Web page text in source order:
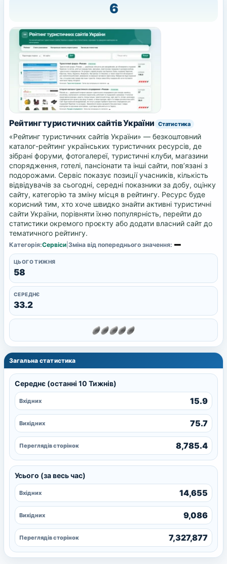
6
Рейтинг туристичних сайтів України Статистика
«Рейтинг туристичних сайтів України» — безкоштовний
каталог-рейтинг українських туристичних ресурсів, де
зібрані форуми, фотогалереї, туристичні клуби, магазини
спорядження, готелі, пансіонати та інші сайти, пов’язані з
подорожами. Сервіс показує позиції учасників, кількість
відвідувачів за сьогодні, середні показники за добу, оцінку
сайту, категорію та зміну місця в рейтингу. Ресурс буде
корисний тим, хто хоче швидко знайти активні туристичні
сайти України, порівняти їхню популярність, перейти до
статистики окремого проєкту або додати власний сайт до
тематичного рейтингу.
Категорія:Сервіси Зміна від попереднього значення:
ЦЬОГО ТИЖНЯ
58
СЕРЕДНЄ
33.2
Загальна статистика
Середнє (останні 10 Тижнів)
Вхідних 15.9
Вихідних 75.7
Переглядів сторінок 8,785.4
Усього (за весь час)
Вхідних 14,655
Вихідних 9,086
Переглядів сторінок 7,327,877